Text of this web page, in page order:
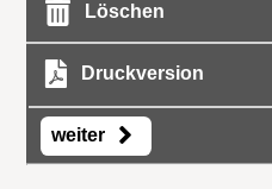
Löschen
Druckversion
weiter